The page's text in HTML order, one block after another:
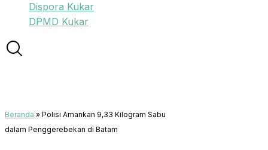
Dispora Kukar
DPMD Kukar
Beranda » Polisi Amankan 9,33 Kilogram Sabu
dalam Penggerebekan di Batam